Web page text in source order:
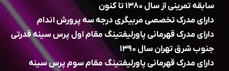
سابقه تمرینی از سال ۱۳۸۰ تا کنون
دارای مدرک تخصصی مربیگری درجه سه پرورش اندام
دارای مدرک قهرمانی پاورلیفتینگ مقام اول پرس سینه قدرتی
جنوب شرق تهران سال ۱۳۹۰
دارای مدرک قهرمانی پاورلیفتینگ مقام سوم پرس سینه